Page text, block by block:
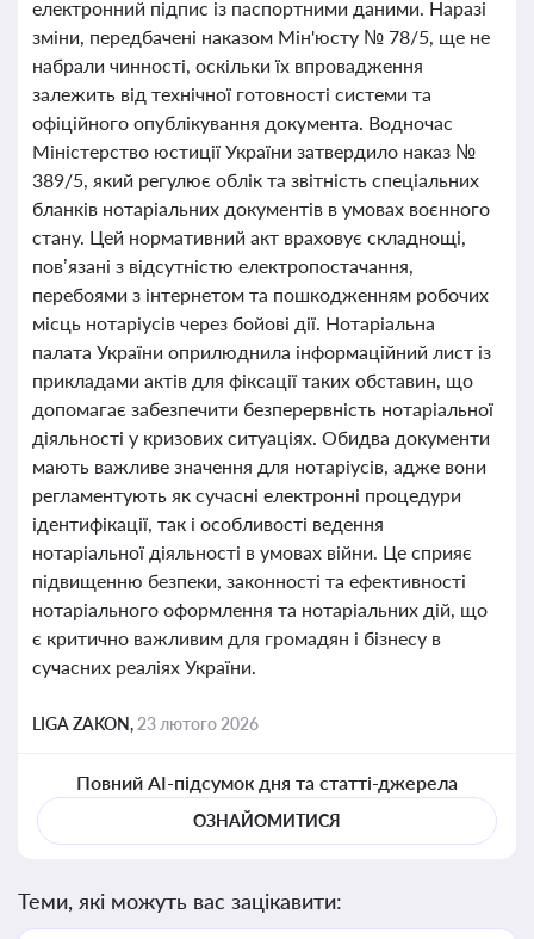
електронний підпис із паспортними даними. Наразі
зміни, передбачені наказом Мін'юсту № 78/5, ще не
набрали чинності, оскільки їх впровадження
залежить від технічної готовності системи та
офіційного опублікування документа. Водночас
Міністерство юстиції України затвердило наказ №
389/5, який регулює облік та звітність спеціальних
бланків нотаріальних документів в умовах воєнного
стану. Цей нормативний акт враховує складнощі,
пов’язані з відсутністю електропостачання,
перебоями з інтернетом та пошкодженням робочих
місць нотаріусів через бойові дії. Нотаріальна
палата України оприлюднила інформаційний лист із
прикладами актів для фіксації таких обставин, що
допомагає забезпечити безперервність нотаріальної
діяльності у кризових ситуаціях. Обидва документи
мають важливе значення для нотаріусів, адже вони
регламентують як сучасні електронні процедури
ідентифікації, так і особливості ведення
нотаріальної діяльності в умовах війни. Це сприяє
підвищенню безпеки, законності та ефективності
нотаріального оформлення та нотаріальних дій, що
є критично важливим для громадян і бізнесу в
сучасних реаліях України.
LIGA ZAKON, 23 лютого 2026
Повний AI-підсумок дня та статті-джерела
ОЗНАЙОМИТИСЯ
Теми, які можуть вас зацікавити: